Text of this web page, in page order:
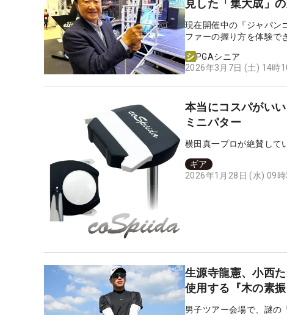
見した「集大成」
現在開催中の『ジャパン
ファーの握り方を体験で
PGAシニア
2026年3月7日 (土) 14時
本当にコスパがい
ミニパター
横田真一プロが絶賛して
ギア
2026年1月28日 (水) 09
生源寺龍憲、小西
使用する『木の素
男子ツアー会場で、謎の